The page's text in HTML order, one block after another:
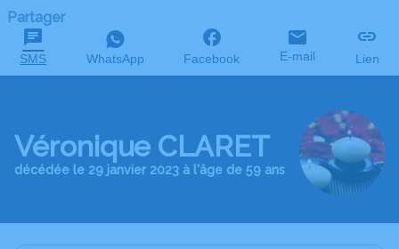
Partager
SMS WhatsApp Facebook E-mail Lien
Véronique CLARET
décédée le 29 janvier 2023 à l'âge de 59 ans